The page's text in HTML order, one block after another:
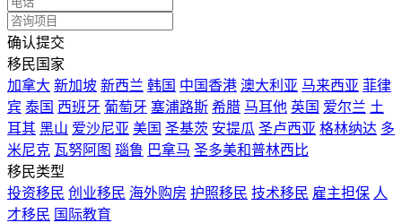
确认提交
移民国家
加拿大 新加坡 新西兰 韩国 中国香港 澳大利亚 马来西亚 菲律
宾 泰国 西班牙 葡萄牙 塞浦路斯 希腊 马耳他 英国 爱尔兰 土
耳其 黑山 爱沙尼亚 美国 圣基茨 安提瓜 圣卢西亚 格林纳达 多
米尼克 瓦努阿图 瑙鲁 巴拿马 圣多美和普林西比
移民类型
投资移民 创业移民 海外购房 护照移民 技术移民 雇主担保 人
才移民 国际教育